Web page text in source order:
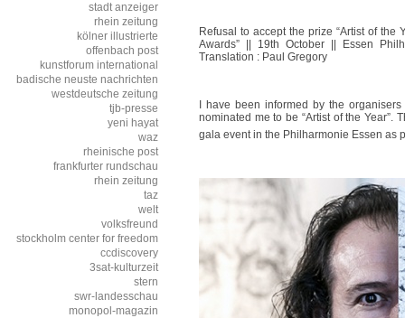
Refusal to accept the prize “Artist of the
Awards” || 19th October || Essen
Translation : Paul Gregory
I have been informed by the
nominated me to be “Artist of the Year”.
gala event in the Philharmonie Essen as
stadt anzeiger
rhein zeitung
kölner illustrierte
offenbach post
kunstforum international
badische neuste nachrichten
westdeutsche zeitung
tjb-presse
yeni hayat
waz
rheinische post
frankfurter rundschau
rhein zeitung
taz
welt
volksfreund
stockholm center for freedom
ccdiscovery
3sat-kulturzeit
stern
swr-landesschau
monopol-magazin